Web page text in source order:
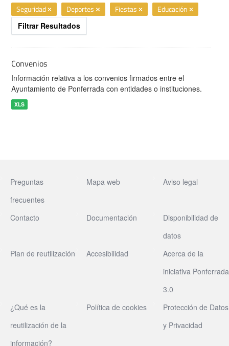
Seguridad
Deportes Fiestas Educación
Filtrar Resultados
Convenios
Información relativa a los convenios firmados entre el
Ayuntamiento de Ponferrada con entidades o instituciones.
XLS
Preguntas
frecuentes
Mapa web Aviso legal
Contacto Documentación
Disponibilidad de
datos
Plan de reutilización
Accesibilidad
Acerca de la
iniciativa Ponferrada
3.0
¿Qué es la
reutilización de la
información?
Política de cookies
Protección de Datos
y Privacidad